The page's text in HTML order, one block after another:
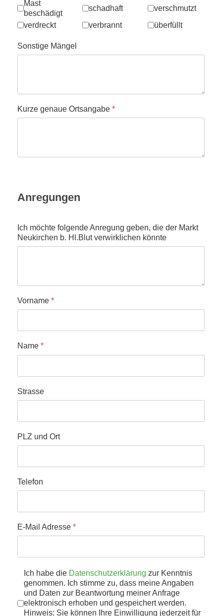
Mast
beschädigt
schadhaft
verschmutzt
verdreckt
verbrannt überfüllt
Sonstige Mängel
Kurze genaue Ortsangabe *
Anregungen
Ich möchte folgende Anregung geben, die der Markt
Neukirchen b. Hl.Blut verwirklichen könnte
Vorname *
Name *
Strasse
PLZ und Ort
Telefon
E-Mail Adresse *
Datenschutz*
Ich habe die Datenschutzerklärung zur Kenntnis
genommen. Ich stimme zu, dass meine Angaben
und Daten zur Beantwortung meiner Anfrage
elektronisch erhoben und gespeichert werden.
Hinweis: Sie können Ihre Einwilligung jederzeit für